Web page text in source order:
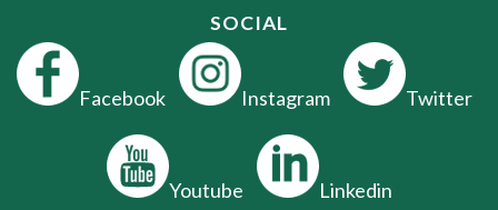
SOCIAL
Facebook Instagram Twitter
Youtube Linkedin